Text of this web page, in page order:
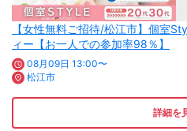
【女性無料ご招待/松江市】個室
ィー【お一人での参加率98％】
08月09日 13:00〜
松江市
詳細を